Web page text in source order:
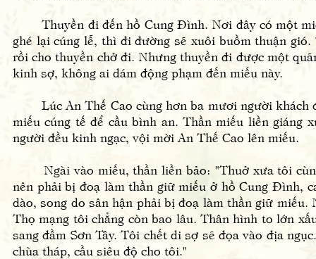
Thuyền đi đến hồ Cung Đình. Nơi đây có một
ghé lại cúng lễ, thì đi đường sẽ xuôi buồm thuận
rồi cho thuyền chở đi. Nhưng thuyền đi được một
kinh sợ, không ai dám động phạm đến miếu này.
Lúc An Thế Cao cùng hơn ba mươi người khách
miếu cúng tế để cầu bình an. Thần miếu liền giáng
người đều kinh ngạc, vội mời An Thế Cao lên miếu.
Ngài vào miếu, thần liền bảo: "Thuở xưa tôi
nên phải bị đoạ làm thần giữ miếu ở hồ Cung Đình,
dào, song do sân hận phải bị đoạ làm thần giữ
Thọ mạng tôi chẳng còn bao lâu. Thân hình to lớn
sang đầm Sơn Tây. Tôi chết di sợ sẽ đọa vào địa
chùa tháp, cầu siêu độ cho tôi."